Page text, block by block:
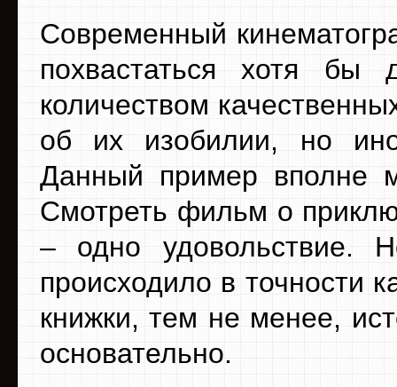
Современный
похвастаться хотя бы
количеством
об их изобилии, но
Данный пример вполне
Смотреть фильм о
– одно удовольствие.
происходило в точности
книжки, тем не менее,
основательно.